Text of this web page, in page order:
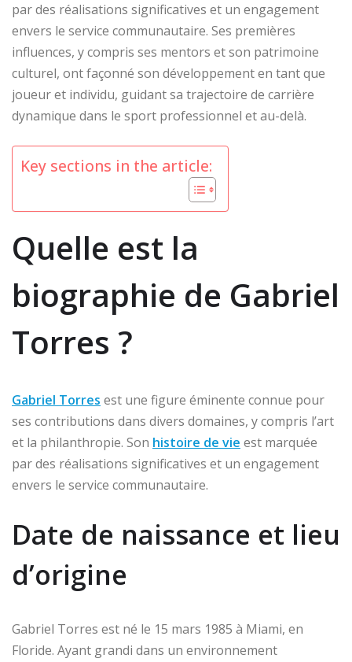
par des réalisations significatives et un engagement
envers le service communautaire. Ses premières
influences, y compris ses mentors et son patrimoine
culturel, ont façonné son développement en tant que
joueur et individu, guidant sa trajectoire de carrière
dynamique dans le sport professionnel et au-delà.
Key sections in the article:
Quelle est la
biographie de Gabriel
Torres ?
Gabriel Torres est une figure éminente connue pour
ses contributions dans divers domaines, y compris l’art
et la philanthropie. Son histoire de vie est marquée
par des réalisations significatives et un engagement
envers le service communautaire.
Date de naissance et lieu
d’origine
Gabriel Torres est né le 15 mars 1985 à Miami, en
Floride. Ayant grandi dans un environnement